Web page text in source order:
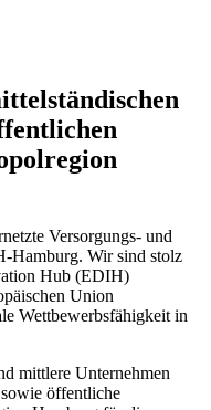
Versorgungs- und
Hamburg. Wir sind stolz
Hub (EDIH)
Union
Wettbewerbsfähigkeit in
mittlere Unternehmen
öffentliche